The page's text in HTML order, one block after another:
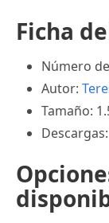
Ficha
Número
Autor:
Tamaño: